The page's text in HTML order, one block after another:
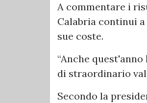
A commentare i
Calabria continui
sue coste.
“Anche
di straordinario
Secondo la